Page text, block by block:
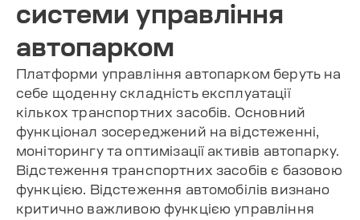
системи управління
автопарком
Платформи управління автопарком беруть на
себе щоденну складність експлуатації
кількох транспортних засобів. Основний
функціонал зосереджений на відстеженні,
моніторингу та оптимізації активів автопарку.
Відстеження транспортних засобів є базовою
функцією. Відстеження автомобілів визнано
критично важливою функцією управління